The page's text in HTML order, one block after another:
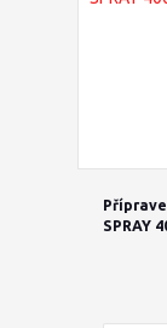
SPRAY